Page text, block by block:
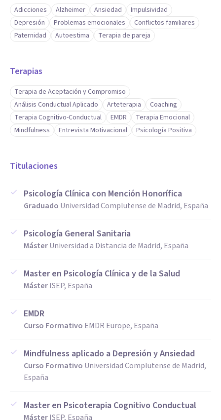
Tratamiento timidez, fobia social.
Tratamiento del pánico.
Tratamiento de depresión.
Adicciones Alzheimer Ansiedad
Impulsividad
Depresión
Problemas emocionales
Conflictos familiares
Paternidad
Autoestima Terapia de pareja
Terapias
Terapia de Aceptación y Compromiso
Análisis Conductual Aplicado
Arteterapia
Coaching
Terapia Cognitivo-Conductual
EMDR
Terapia Emocional
Mindfulness
Entrevista Motivacional Psicología Positiva
Titulaciones
Psicología Clínica con Mención Honorífica
Graduado Universidad Complutense de Madrid, España
Psicología General Sanitaria
MásterUniversidad a Distancia de Madrid, España
Master en Psicología Clínica y de la Salud
MásterISEP, España
EMDR
Curso Formativo EMDR Europe, España
Mindfulness aplicado a Depresión y Ansiedad
Curso Formativo Universidad Complutense de Madrid,
España
Master en Psicoterapia Cognitivo Conductual
MásterISEP, España